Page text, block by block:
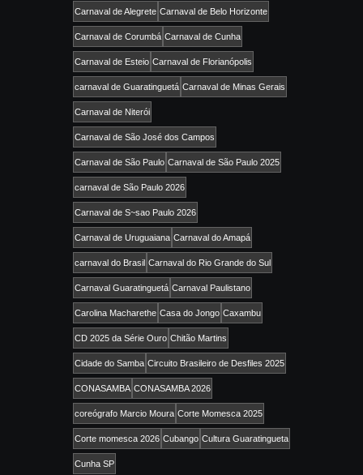
Carnaval de Alegrete Carnaval de Belo Horizonte
Carnaval de Corumbá Carnaval de Cunha
Carnaval de Esteio Carnaval de Florianópolis
carnaval de Guaratinguetá Carnaval de Minas Gerais
Carnaval de Niterói
Carnaval de São José dos Campos
Carnaval de São Paulo Carnaval de São Paulo 2025
carnaval de São Paulo 2026
Carnaval de S~sao Paulo 2026
Carnaval de Uruguaiana Carnaval do Amapá
carnaval do Brasil Carnaval do Rio Grande do Sul
Carnaval Guaratinguetá Carnaval Paulistano
Carolina Macharethe Casa do Jongo Caxambu
CD 2025 da Série Ouro Chitão Martins
Cidade do Samba Circuito Brasileiro de Desfiles 2025
CONASAMBA CONASAMBA 2026
coreógrafo Marcio Moura Corte Momesca 2025
Corte momesca 2026 Cubango Cultura Guaratingueta
Cunha SP